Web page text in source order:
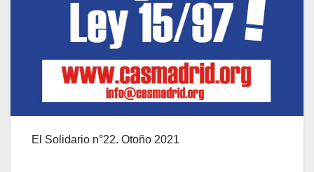
El Solidario n°22. Otoño 2021